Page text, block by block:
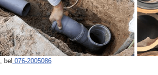
bel 076-2005086